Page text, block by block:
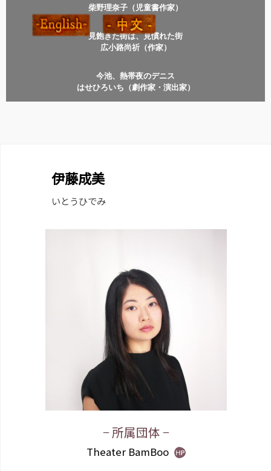
柴野理奈子（児童書作家）
見飽きた街は、見慣れた街
広小路尚祈（作家）
今池、熱帯夜のデニス
はせひろいち（劇作家・演出家）
伊藤成美
いとうひでみ
− 所属団体 −
Theater BamBoo